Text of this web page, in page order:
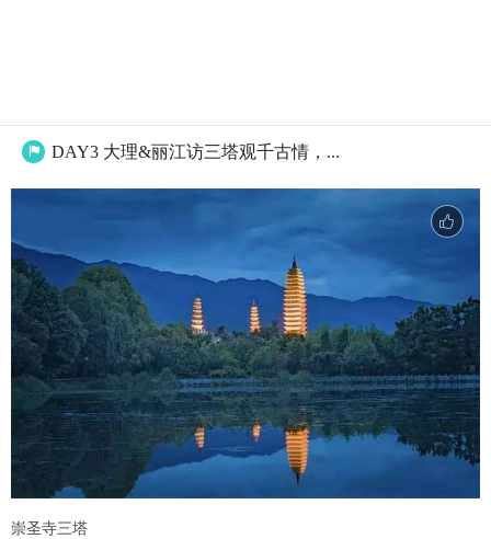
 DAY3 大理&丽江访三塔观千古情，...
崇圣寺三塔